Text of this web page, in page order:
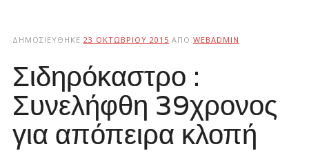
ΔΗΜΟΣΙΕΎΘΗΚΕ 23 ΟΚΤΩΒΡΊΟΥ 2015 ΑΠΌ WEBADMIN
Σιδηρόκαστρο :
Συνελήφθη 39χρονος
για απόπειρα κλοπή